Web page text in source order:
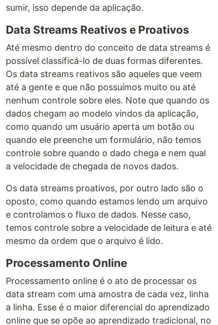
sumir, isso depende da aplicação.
Data Streams Reativos e Proativos
Até mesmo dentro do conceito de data streams é
possível classificá-lo de duas formas diferentes.
Os data streams reativos são aqueles que veem
até a gente e que não possuímos muito ou até
nenhum controle sobre eles. Note que quando os
dados chegam ao modelo vindos da aplicação,
como quando um usuário aperta um botão ou
quando ele preenche um formulário, não temos
controle sobre quando o dado chega e nem qual
a velocidade de chegada de novos dados.
Os data streams proativos, por outro lado são o
oposto, como quando estamos lendo um arquivo
e controlamos o fluxo de dados. Nesse caso,
temos controle sobre a velocidade de leitura e até
mesmo da ordem que o arquivo é lido.
Processamento Online
Processamento online é o ato de processar os
data stream com uma amostra de cada vez, linha
a linha. Esse é o maior diferencial do aprendizado
online que se opõe ao aprendizado tradicional, no